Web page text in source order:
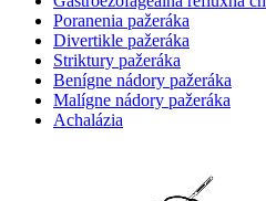
Poranenia pažeráka
Divertikle pažeráka
Striktury pažeráka
Benígne nádory pažeráka
Malígne nádory pažeráka
Achalázia